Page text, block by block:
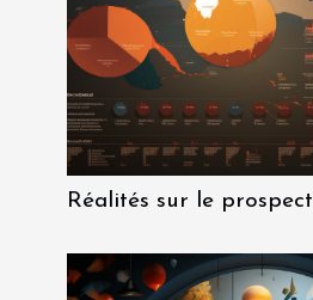
Réalités sur le prospect